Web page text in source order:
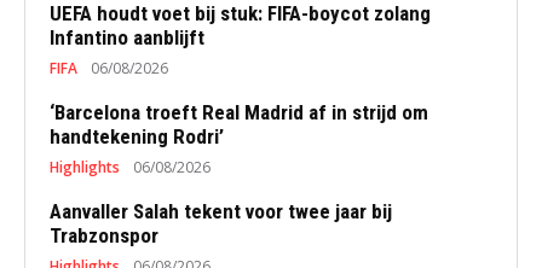
UEFA houdt voet bij stuk: FIFA-boycot zolang
Infantino aanblijft
FIFA 06/08/2026
‘Barcelona troeft Real Madrid af in strijd om
handtekening Rodri’
Highlights 06/08/2026
Aanvaller Salah tekent voor twee jaar bij
Trabzonspor